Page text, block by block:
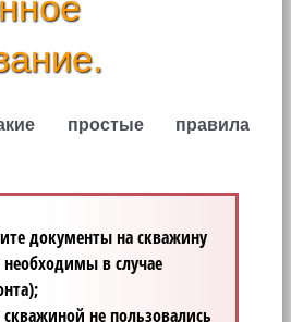
простые правила
документы на скважину
в случае
скважиной не пользовались